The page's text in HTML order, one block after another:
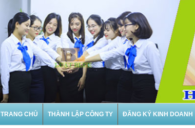
TRANG CHỦ THÀNH LẬP CÔNG TY ĐĂNG KÝ KINH DOANH